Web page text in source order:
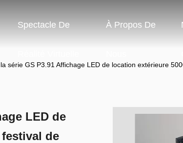
Spectacle De À Propos De
série GS P3.91 Affichage LED de location extérieure
LED de
de